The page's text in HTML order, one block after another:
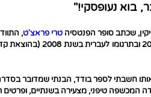
בוא נעופסקי!"
שכתב סופר הפנטסיה טרי פראצ'ט,
מכיוון שהכרך הראשון בסדרה יצא
חשבתי לספר בודד, הבנתי שמדובר
המכשפה טיפני, מצעירה בשנתיים, ופרטים